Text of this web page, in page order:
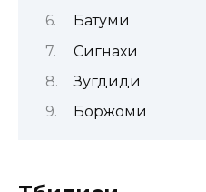
Батуми
Сигнахи
Зугдиди
Боржоми